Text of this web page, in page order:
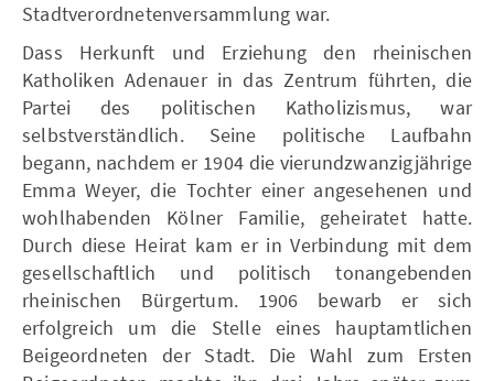
Stadtverordnetenversammlung war.
Dass Herkunft und Erziehung den rheinischen
Katholiken Adenauer in das Zentrum führten, die
Partei des politischen Katholizismus, war
selbstverständlich. Seine politische Laufbahn
begann, nachdem er 1904 die vierundzwanzigjährige
Emma Weyer, die Tochter einer angesehenen und
wohlhabenden Kölner Familie, geheiratet hatte.
Durch diese Heirat kam er in Verbindung mit dem
gesellschaftlich und politisch tonangebenden
rheinischen Bürgertum. 1906 bewarb er sich
erfolgreich um die Stelle eines hauptamtlichen
Beigeordneten der Stadt. Die Wahl zum Ersten